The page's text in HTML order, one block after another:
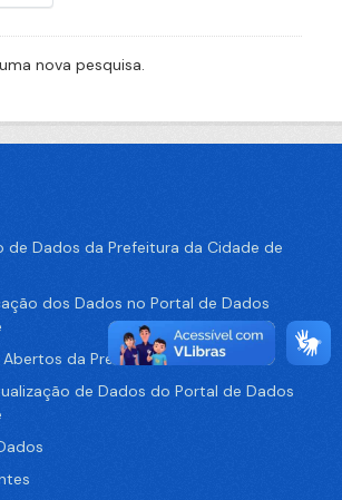
nova pesquisa.
de Dados da Prefeitura da Cidade de
dos Dados no Portal de Dados
da Prefeitura do Recife
de Dados do Portal de Dados